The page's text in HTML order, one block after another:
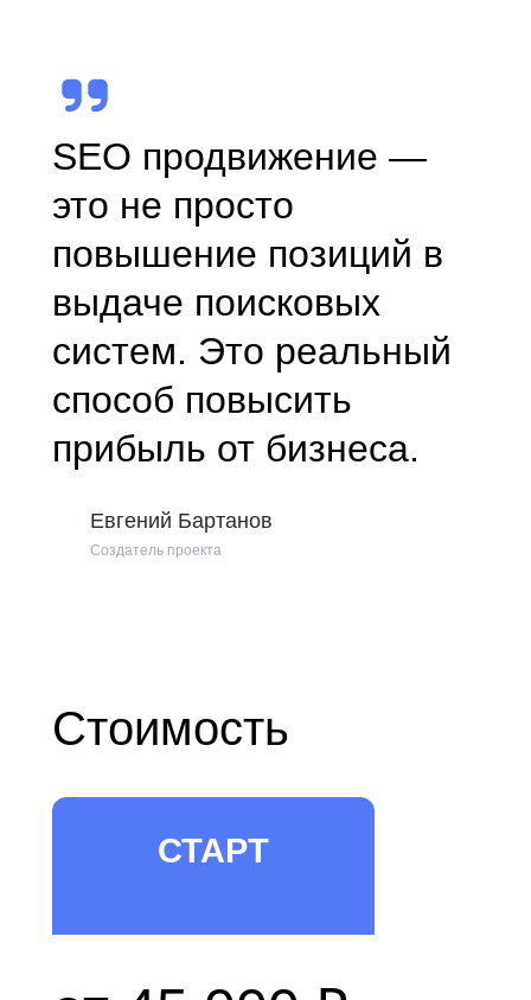
SEO продвижение —
это не просто
повышение позиций в
выдаче поисковых
систем. Это реальный
способ повысить
прибыль от бизнеса.
Евгений Бартанов
Создатель проекта
Стоимость
СТАРТ